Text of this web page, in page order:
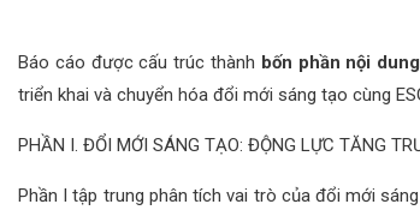
Báo cáo được cấu trúc thành bốn phần nội
triển khai và chuyển hóa đổi mới sáng tạo cùng
PHẦN I. ĐỔI MỚI SÁNG TẠO: ĐỘNG LỰC TĂNG
Phần I tập trung phân tích vai trò của đổi mới